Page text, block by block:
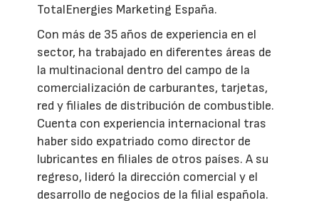
TotalEnergies Marketing España.
Con más de 35 años de experiencia en el
sector, ha trabajado en diferentes áreas de
la multinacional dentro del campo de la
comercialización de carburantes, tarjetas,
red y filiales de distribución de combustible.
Cuenta con experiencia internacional tras
haber sido expatriado como director de
lubricantes en filiales de otros países. A su
regreso, lideró la dirección comercial y el
desarrollo de negocios de la filial española.